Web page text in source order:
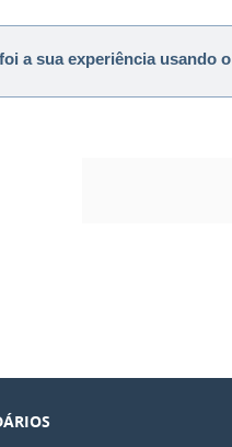
a sua experiência usando